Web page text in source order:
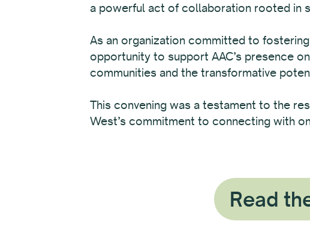
a powerful act of collaboration rooted in
As an organization committed to
opportunity to support AAC’s presence
communities and the transformative
This convening was a testament to the
West’s commitment to connecting with
Read